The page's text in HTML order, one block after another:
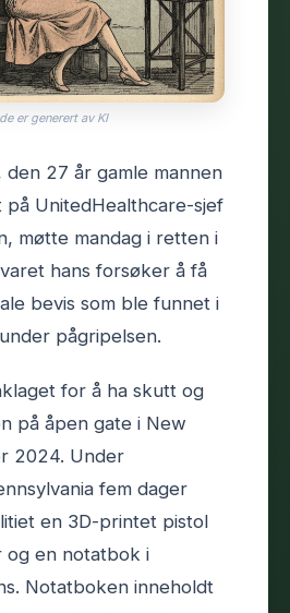
er generert av KI
den 27 år gamle mannen
UnitedHealthcare-sjef
møtte mandag i retten i
hans forsøker å få
bevis som ble funnet i
pågripelsen.
for å ha skutt og
på åpen gate i New
2024. Under
fem dager
en 3D-printet pistol
og en notatbok i
Notatboken inneholdt